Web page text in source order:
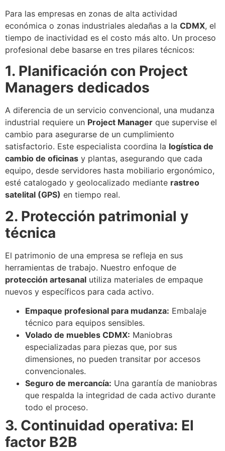
Para las empresas en zonas de alta actividad
económica o zonas industriales aledañas a la CDMX, el
tiempo de inactividad es el costo más alto. Un proceso
profesional debe basarse en tres pilares técnicos:
1. Planificación con Project
Managers dedicados
A diferencia de un servicio convencional, una mudanza
industrial requiere un Project Manager que supervise el
cambio para asegurarse de un cumplimiento
satisfactorio. Este especialista coordina la logística de
cambio de oficinas y plantas, asegurando que cada
equipo, desde servidores hasta mobiliario ergonómico,
esté catalogado y geolocalizado mediante rastreo
satelital (GPS) en tiempo real.
2. Protección patrimonial y
técnica
El patrimonio de una empresa se refleja en sus
herramientas de trabajo. Nuestro enfoque de
protección artesanal utiliza materiales de empaque
nuevos y específicos para cada activo.
Empaque profesional para mudanza: Embalaje
técnico para equipos sensibles.
Volado de muebles CDMX: Maniobras
especializadas para piezas que, por sus
dimensiones, no pueden transitar por accesos
convencionales.
Seguro de mercancía: Una garantía de maniobras
que respalda la integridad de cada activo durante
todo el proceso.
3. Continuidad operativa: El
factor B2B